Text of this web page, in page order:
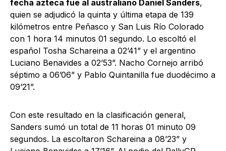
fecha azteca fue al australiano Daniel Sanders,
quien se adjudicó la quinta y última etapa de 139
kilómetros entre Peñasco y San Luis Río Colorado
con 1 hora 14 minutos 01 segundo. Lo escoltó el
español Tosha Schareina a 02’41” y el argentino
Luciano Benavides a 02’53”. Nacho Cornejo arribó
séptimo a 06’06” y Pablo Quintanilla fue duodécimo a
09’21”.
Con este resultado en la clasificación general,
Sanders sumó un total de 11 horas 01 minuto 09
segundos. La escoltaron Schareina a 08’23” y